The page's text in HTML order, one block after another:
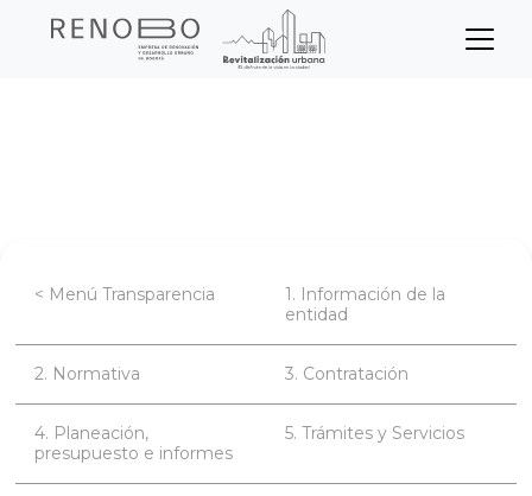
Sitio Web Empresa de
Transparencia
< Menú Transparencia
1. Información de la
entidad
2. Normativa 3. Contratación
4. Planeación,
presupuesto e informes
5. Trámites y Servicios